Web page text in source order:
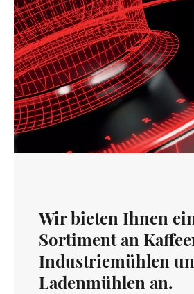
Wir bieten Ihnen
Sortiment an
Industriemühlen
Ladenmühlen an.